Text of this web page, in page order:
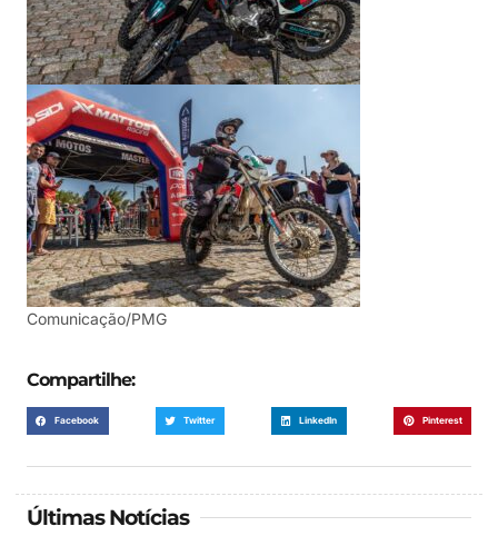
Comunicação/PMG
Compartilhe:
Facebook Twitter LinkedIn Pinterest
Últimas Notícias